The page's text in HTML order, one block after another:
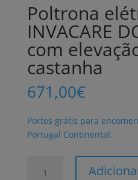
Poltrona
INVACARE
com
castanha
671,00€
Portes grátis para
Portugal Continental.